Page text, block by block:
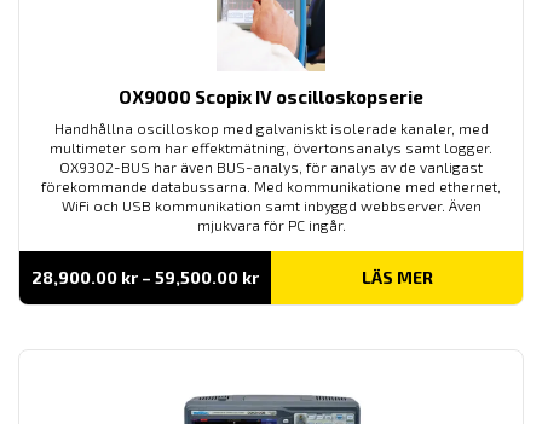
OX9000 Scopix IV oscilloskopserie
Handhållna oscilloskop med galvaniskt isolerade kanaler, med
multimeter som har effektmätning, övertonsanalys samt logger.
OX9302-BUS har även BUS-analys, för analys av de vanligast
förekommande databussarna. Med kommunikatione med ethernet,
WiFi och USB kommunikation samt inbyggd webbserver. Även
mjukvara för PC ingår.
28,900.00 kr – 59,500.00 krPrisintervall:
till
LÄS MER